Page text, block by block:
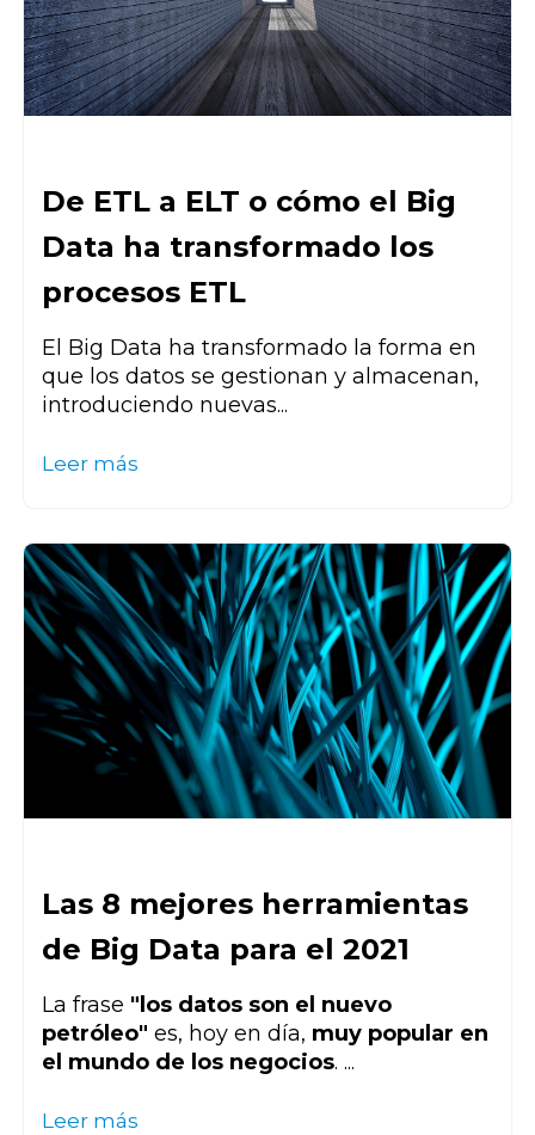
De ETL a ELT o cómo el Big
Data ha transformado los
procesos ETL
El Big Data ha transformado la forma en
que los datos se gestionan y almacenan,
introduciendo nuevas...
Leer más
Las 8 mejores herramientas
de Big Data para el 2021
La frase "los datos son el nuevo
petróleo" es, hoy en día, muy popular en
el mundo de los negocios. ...
Leer más